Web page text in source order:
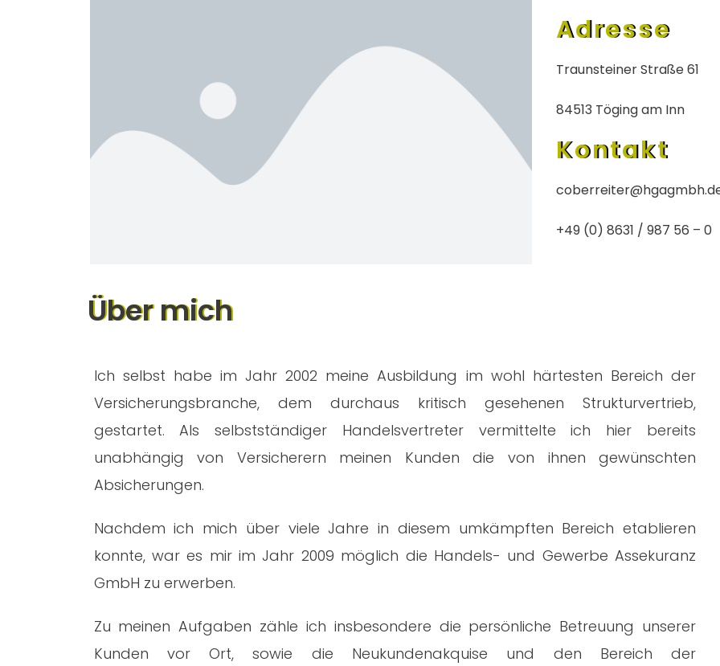
Adresse
Traunsteiner Straße 61
84513 Töging am Inn
Kontakt
+49 (0) 8631 / 987 56 – 0
Über mich
Ich selbst habe im Jahr 2002 meine Ausbildung im wohl härtesten Bereich der
Versicherungsbranche, dem durchaus kritisch gesehenen Strukturvertrieb,
gestartet. Als selbstständiger Handelsvertreter vermittelte ich hier bereits
unabhängig von Versicherern meinen Kunden die von ihnen gewünschten
Absicherungen.
Nachdem ich mich über viele Jahre in diesem umkämpften Bereich etablieren
konnte, war es mir im Jahr 2009 möglich die Handels- und Gewerbe Assekuranz
GmbH zu erwerben.
Zu meinen Aufgaben zähle ich insbesondere die persönliche Betreuung unserer
Kunden vor Ort, sowie die Neukundenakquise und den Bereich der